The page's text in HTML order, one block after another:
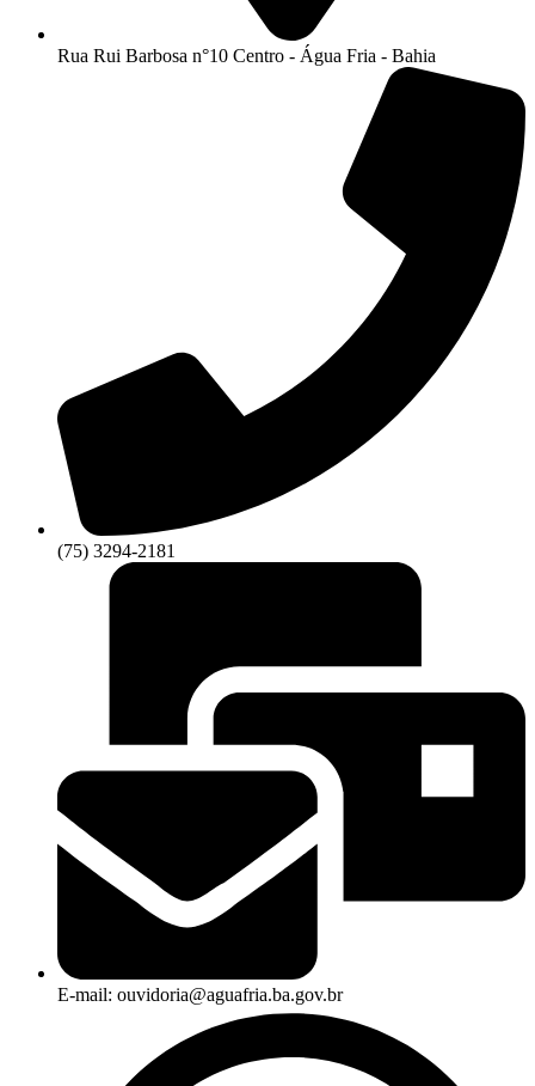
Rua Rui Barbosa n°10 Centro - Água Fria - Bahia
(75) 3294-2181
E-mail: ouvidoria@aguafria.ba.gov.br